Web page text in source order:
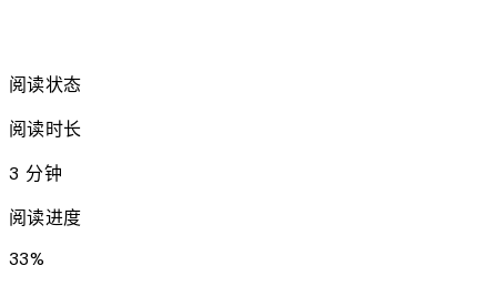
阅读状态
阅读时长
3 分钟
阅读进度
33%